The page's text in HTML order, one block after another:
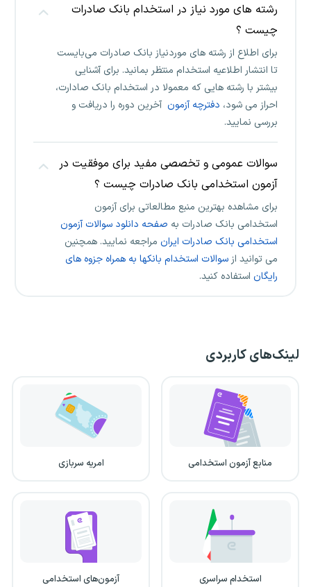
رشته های مورد نیاز در استخدام بانک صادرات
چیست ؟
برای اطلاع از رشته های موردنیاز بانک صادرات می‌بایست
تا انتشار اطلاعیه استخدام منتظر بمانید. برای آشنایی
بیشتر با رشته هایی که معمولا در استخدام بانک صادارت،
احراز می شود، دفترچه آزمون آخرین دوره را دریافت و
بررسی نمایید.
سوالات عمومی و تخصصی مفید برای موفقیت در
آزمون استخدامی بانک صادرات چیست ؟
برای مشاهده بهترین منبع مطالعاتی برای آزمون
استخدامی بانک صادرات به صفحه دانلود سوالات آزمون
استخدامی بانک صادرات ایران مراجعه نمایید. همچنین
می توانید از سوالات استخدام بانکها به همراه جزوه های
رایگان استفاده کنید.
لینک‌های کاربردی
منابع آزمون استخدامی امریه سربازی
استخدام سراسری آزمون‌های استخدامی